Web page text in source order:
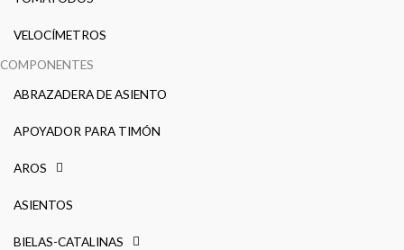
VELOCÍMETROS
COMPONENTES
ABRAZADERA DE ASIENTO
APOYADOR PARA TIMÓN
AROS
ASIENTOS
BIELAS-CATALINAS